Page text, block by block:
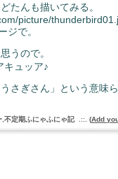
たんも描いてみる。
picture/
ジで。
うので。
キュッア♪
さぎさん」という意味
不定期ふにゃふにゃ記.::. (Add